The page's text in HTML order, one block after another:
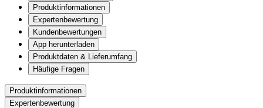
Produktinformationen
Expertenbewertung
Kundenbewertungen
App herunterladen
Produktdaten & Lieferumfang
Häufige Fragen
Produktinformationen
Expertenbewertung